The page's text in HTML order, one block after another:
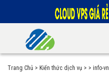
Trang Chủ > Kiến thức dịch vụ > > info-vn